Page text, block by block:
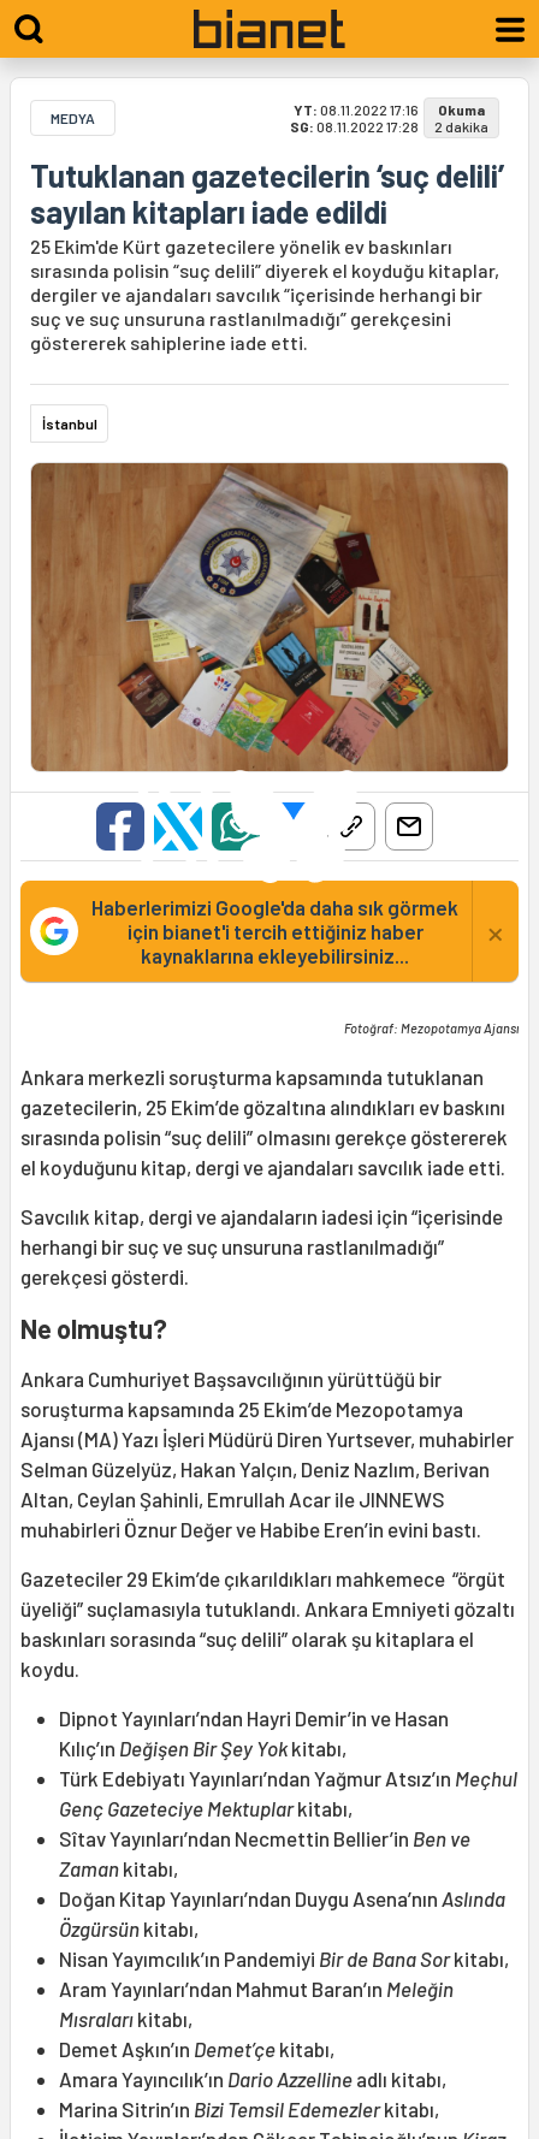
MEDYA YT: 08.11.2022 17:16
SG: 08.11.2022 17:28
Okuma
2 dakika
Tutuklanan gazetecilerin ‘suç delili’
sayılan kitapları iade edildi
25 Ekim'de Kürt gazetecilere yönelik ev baskınları
sırasında polisin “suç delili” diyerek el koyduğu kitaplar,
dergiler ve ajandaları savcılık “içerisinde herhangi bir
suç ve suç unsuruna rastlanılmadığı” gerekçesini
göstererek sahiplerine iade etti.
İstanbul
Haberlerimizi Google'da daha sık görmek
için bianet'i tercih ettiğiniz haber
kaynaklarına ekleyebilirsiniz...
×
Fotoğraf: Mezopotamya Ajansı
Ankara merkezli soruşturma kapsamında tutuklanan
gazetecilerin, 25 Ekim’de gözaltına alındıkları ev baskını
sırasında polisin “suç delili” olmasını gerekçe göstererek
el koyduğunu kitap, dergi ve ajandaları savcılık iade etti.
Savcılık kitap, dergi ve ajandaların iadesi için “içerisinde
herhangi bir suç ve suç unsuruna rastlanılmadığı”
gerekçesi gösterdi.
Ne olmuştu?
Ankara Cumhuriyet Başsavcılığının yürüttüğü bir
soruşturma kapsamında 25 Ekim’de Mezopotamya
Ajansı (MA) Yazı İşleri Müdürü Diren Yurtsever, muhabirler
Selman Güzelyüz, Hakan Yalçın, Deniz Nazlım, Berivan
Altan, Ceylan Şahinli, Emrullah Acar ile JINNEWS
muhabirleri Öznur Değer ve Habibe Eren’in evini bastı.
Gazeteciler 29 Ekim’de çıkarıldıkları mahkemece “örgüt
üyeliği” suçlamasıyla tutuklandı. Ankara Emniyeti gözaltı
baskınları sorasında “suç delili” olarak şu kitaplara el
koydu.
Dipnot Yayınları’ndan Hayri Demir’in ve Hasan
Kılıç’ın Değişen Bir Şey Yokkitabı,
Türk Edebiyatı Yayınları’ndan Yağmur Atsız’ın Meçhul
Genç Gazeteciye Mektuplarkitabı,
Sîtav Yayınları’ndan Necmettin Bellier’in Ben ve
Zaman kitabı,
Doğan Kitap Yayınları’ndan Duygu Asena’nın Aslında
Özgürsün kitabı,
Nisan Yayımcılık’ın Pandemiyi Bir de Bana Sorkitabı,
Aram Yayınları’ndan Mahmut Baran’ın Meleğin
Mısraları kitabı,
Demet Aşkın’ın Demet’çe kitabı,
Amara Yayıncılık’ın Dario Azzelline adlı kitabı,
Marina Sitrin’ın Bizi Temsil Edemezlerkitabı,